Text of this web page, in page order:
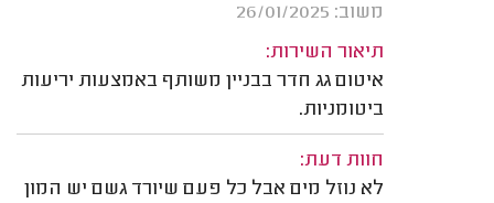
משוב: 26/01/2025
תיאור השירות:
איטום גג חדר בבניין משותף באמצעות יריעות
ביטומניות.
חוות דעת:
לא נוזל מים אבל כל פעם שיורד גשם יש המון